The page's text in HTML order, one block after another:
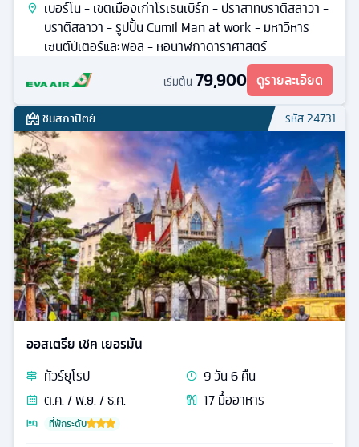
เบอร์โน - เขตเมืองเก่าโรเธนเบิร์ก - ปราสาทบราติสลาวา -
บราติสลาวา - รูปปั้น Cumil Man at work - มหาวิหาร
เซนต์ปีเตอร์และพอล - หอนาฬิกาดาราศาสตร์
เริ่มต้น 79,900 ดูรายละเอียด
ชมสถาปัตย์ รหัส24731
ออสเตรีย เชค เยอรมัน
ทัวร์ยุโรป 9วัน6คืน
ต.ค. / พ.ย. / ธ.ค.
17มื้ออาหาร
ที่พักระดับ